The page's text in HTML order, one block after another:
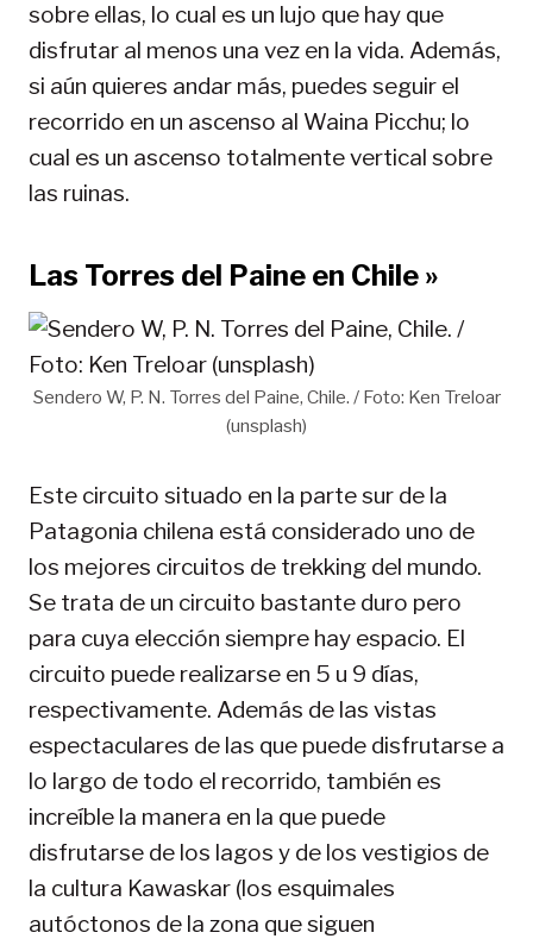
sobre ellas, lo cual es un lujo que hay que
disfrutar al menos una vez en la vida. Además,
si aún quieres andar más, puedes seguir el
recorrido en un ascenso al Waina Picchu; lo
cual es un ascenso totalmente vertical sobre
las ruinas.
Las Torres del Paine en Chile »
Sendero W, P. N. Torres del Paine, Chile. / Foto: Ken Treloar
(unsplash)
Este circuito situado en la parte sur de la
Patagonia chilena está considerado uno de
los mejores circuitos de trekking del mundo.
Se trata de un circuito bastante duro pero
para cuya elección siempre hay espacio. El
circuito puede realizarse en 5 u 9 días,
respectivamente. Además de las vistas
espectaculares de las que puede disfrutarse a
lo largo de todo el recorrido, también es
increíble la manera en la que puede
disfrutarse de los lagos y de los vestigios de
la cultura Kawaskar (los esquimales
autóctonos de la zona que siguen